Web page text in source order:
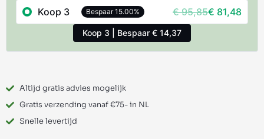
Koop 3 Bespaar 15.00% €95,85€ 81,48
Koop 3 | Bespaar € 14,37
Altijd gratis advies mogelijk
Gratis verzending vanaf €75- in NL
Snelle levertijd